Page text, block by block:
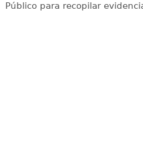
Público para recopilar